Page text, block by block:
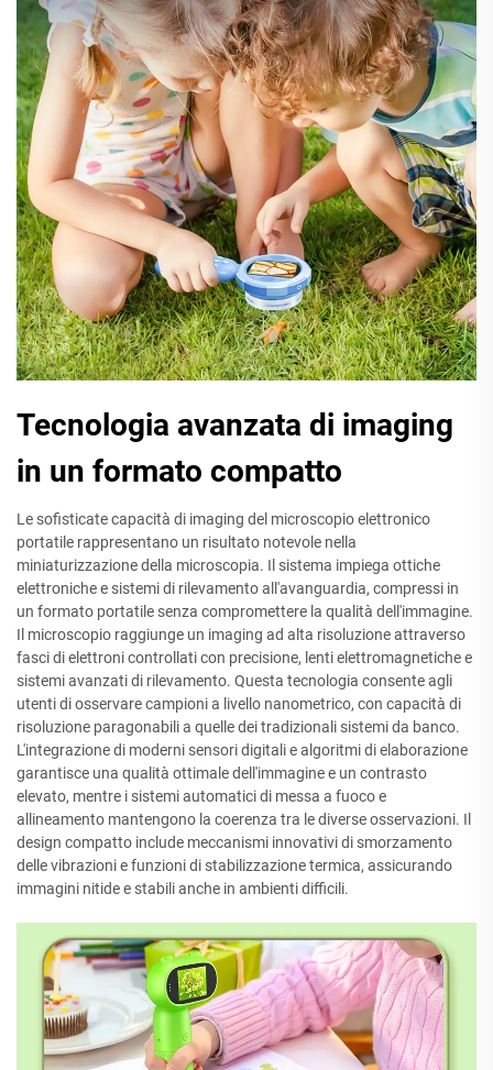
Tecnologia avanzata di imaging
in un formato compatto
Le sofisticate capacità di imaging del microscopio elettronico
portatile rappresentano un risultato notevole nella
miniaturizzazione della microscopia. Il sistema impiega ottiche
elettroniche e sistemi di rilevamento all'avanguardia, compressi in
un formato portatile senza compromettere la qualità dell'immagine.
Il microscopio raggiunge un imaging ad alta risoluzione attraverso
fasci di elettroni controllati con precisione, lenti elettromagnetiche e
sistemi avanzati di rilevamento. Questa tecnologia consente agli
utenti di osservare campioni a livello nanometrico, con capacità di
risoluzione paragonabili a quelle dei tradizionali sistemi da banco.
L'integrazione di moderni sensori digitali e algoritmi di elaborazione
garantisce una qualità ottimale dell'immagine e un contrasto
elevato, mentre i sistemi automatici di messa a fuoco e
allineamento mantengono la coerenza tra le diverse osservazioni. Il
design compatto include meccanismi innovativi di smorzamento
delle vibrazioni e funzioni di stabilizzazione termica, assicurando
immagini nitide e stabili anche in ambienti difficili.